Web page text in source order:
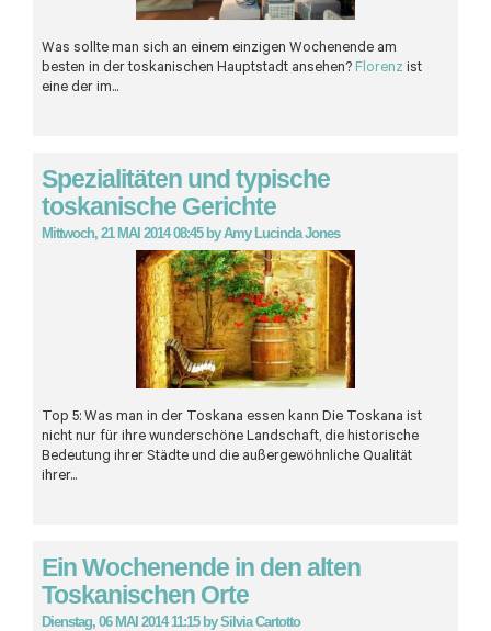
Was sollte man sich an einem einzigen Wochenende am
besten in der toskanischen Hauptstadt ansehen? Florenz ist
eine der im...
Spezialitäten und typische
toskanische Gerichte
Mittwoch, 21 MAI 2014 08:45 byAmy Lucinda Jones
Top 5: Was man in der Toskana essen kann Die Toskana ist
nicht nur für ihre wunderschöne Landschaft, die historische
Bedeutung ihrer Städte und die außergewöhnliche Qualität
ihrer...
Ein Wochenende in den alten
Toskanischen Orte
Dienstag, 06 MAI 2014 11:15 bySilvia Cartotto